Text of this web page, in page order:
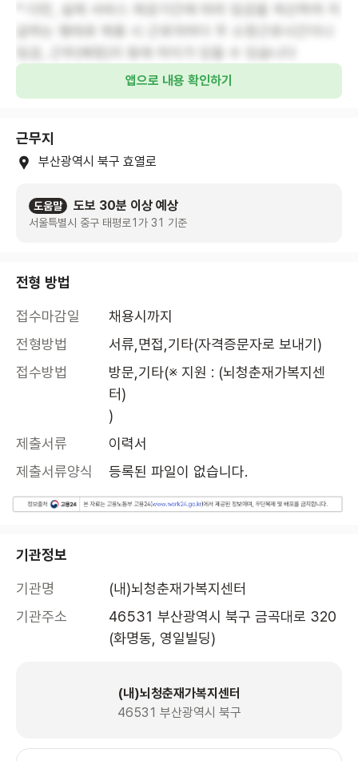
* 다만, 실제 서비스 제공기간에 따라 임금을 계산하여 지
앱으로 내용 확인하기
근무지
부산광역시 북구 효열로
도움말 도보 30분 이상 예상
서울특별시 중구 태평로1가 31 기준
전형 방법
접수마감일
채용시까지
전형방법
서류,면접,기타(자격증문자로 보내기)
접수방법
방문,기타(※ 지원 : (뇌청춘재가복지센
터)
)
제출서류
이력서
제출서류양식
등록된 파일이 없습니다.
기관정보
기관명
(내)뇌청춘재가복지센터
기관주소
46531 부산광역시 북구 금곡대로 320
(화명동, 영일빌딩)
(내)뇌청춘재가복지센터
46531 부산광역시 북구